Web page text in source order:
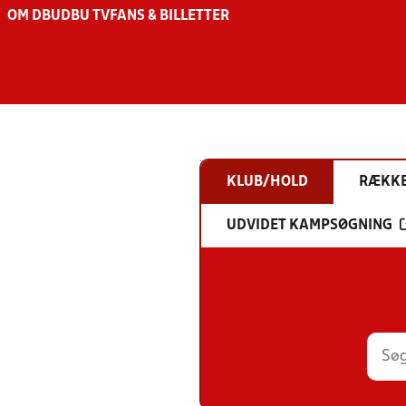
OM DBU DBU TV FANS & BILLETTER
KLUB/HOLD
UDVIDET KAMPSØGNING